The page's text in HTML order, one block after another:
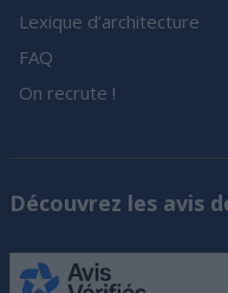
Lexique d’architecture
FAQ
On recrute !
Découvrez les avis